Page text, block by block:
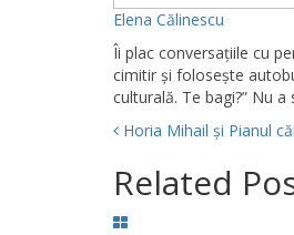
Elena Călinescu
Îi plac conversaţiile cu
cimitir și foloseşte
culturală. Te bagi?” Nu
Horia Mihail și Pianul
Related